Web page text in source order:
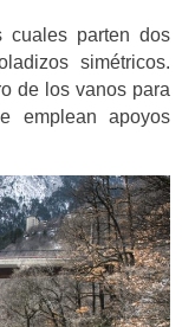
cuales parten dos
simétricos.
de los vanos para
emplean apoyos